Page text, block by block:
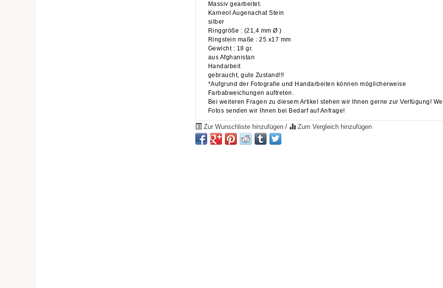
Massiv gearbeitet.
Karneol Augenachat Stein
silber
Ringgröße : (21,4 mm Ø )
Ringstein maße : 25 x17 mm
Gewicht : 18 gr.
aus Afghanistan
Handarbeit
gebraucht, gute Zustand!!!
*Aufgrund der Fotografie und Handarbeiten können möglicherweise
Farbabweichungen auftreten.
Bei weiteren Fragen zu diesem Artikel stehen wir Ihnen gerne zur Verfügung!
Fotos senden wir Ihnen bei Bedarf auf Anfrage!
Zur Wunschliste hinzufügen / Zum Vergleich hinzufügen